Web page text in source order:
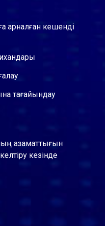
әдістемесі
арналған кешенді
тағайындау
азаматтығын
кезінде